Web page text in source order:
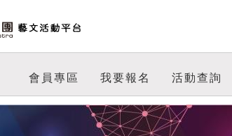
會員專區 我要報名 活動查詢